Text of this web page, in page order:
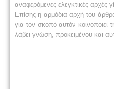
αναφερόμενες ελεγκτικές αρχές
Επίσης η αρμόδια αρχή του
για τον σκοπό αυτόν
λάβει γνώση, προκειμένου και